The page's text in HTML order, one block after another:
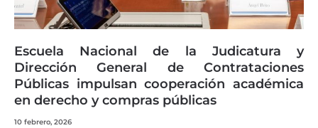
Escuela Nacional de la Judicatura y
Dirección General de Contrataciones
Públicas impulsan cooperación académica
en derecho y compras públicas
10 febrero, 2026